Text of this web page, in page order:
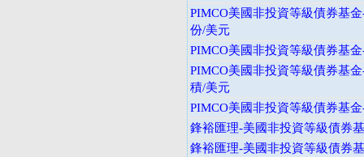
PIMCO美國非投資等級債券基
份/美元
PIMCO美國非投資等級債券基
PIMCO美國非投資等級債券基
積/美元
PIMCO美國非投資等級債券基
鋒裕匯理-美國非投資等級債券
鋒裕匯理-美國非投資等級債券